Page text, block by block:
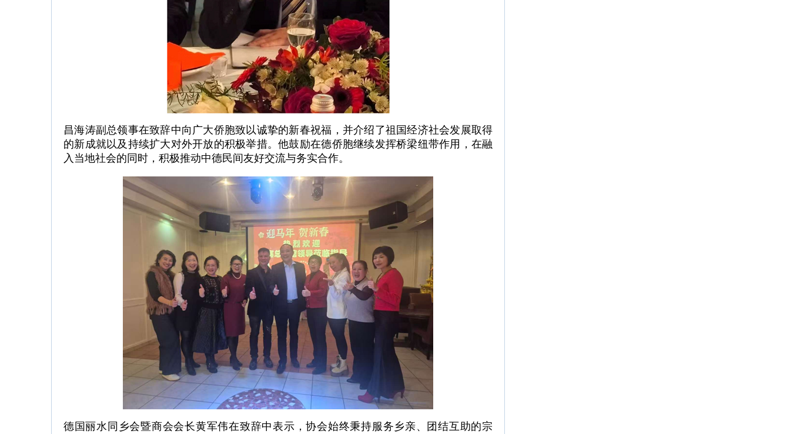
昌海涛副总领事在致辞中向广大侨胞致以诚挚的新春祝福，并介绍了祖国经济社会发展取得
的新成就以及持续扩大对外开放的积极举措。他鼓励在德侨胞继续发挥桥梁纽带作用，在融
入当地社会的同时，积极推动中德民间友好交流与务实合作。
德国丽水同乡会暨商会会长黄军伟在致辞中表示，协会始终秉持服务乡亲、团结互助的宗